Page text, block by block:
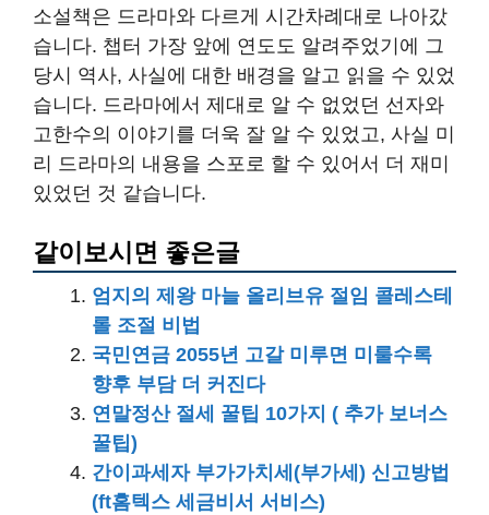
소설책은 드라마와 다르게 시간차례대로 나아갔
습니다. 챕터 가장 앞에 연도도 알려주었기에 그
당시 역사, 사실에 대한 배경을 알고 읽을 수 있었
습니다. 드라마에서 제대로 알 수 없었던 선자와
고한수의 이야기를 더욱 잘 알 수 있었고, 사실 미
리 드라마의 내용을 스포로 할 수 있어서 더 재미
있었던 것 같습니다.
같이보시면 좋은글
엄지의 제왕 마늘 올리브유 절임 콜레스테
롤 조절 비법
국민연금 2055년 고갈 미루면 미룰수록
향후 부담 더 커진다
연말정산 절세 꿀팁 10가지 ( 추가 보너스
꿀팁)
간이과세자 부가가치세(부가세) 신고방법
(ft홈텍스 세금비서 서비스)